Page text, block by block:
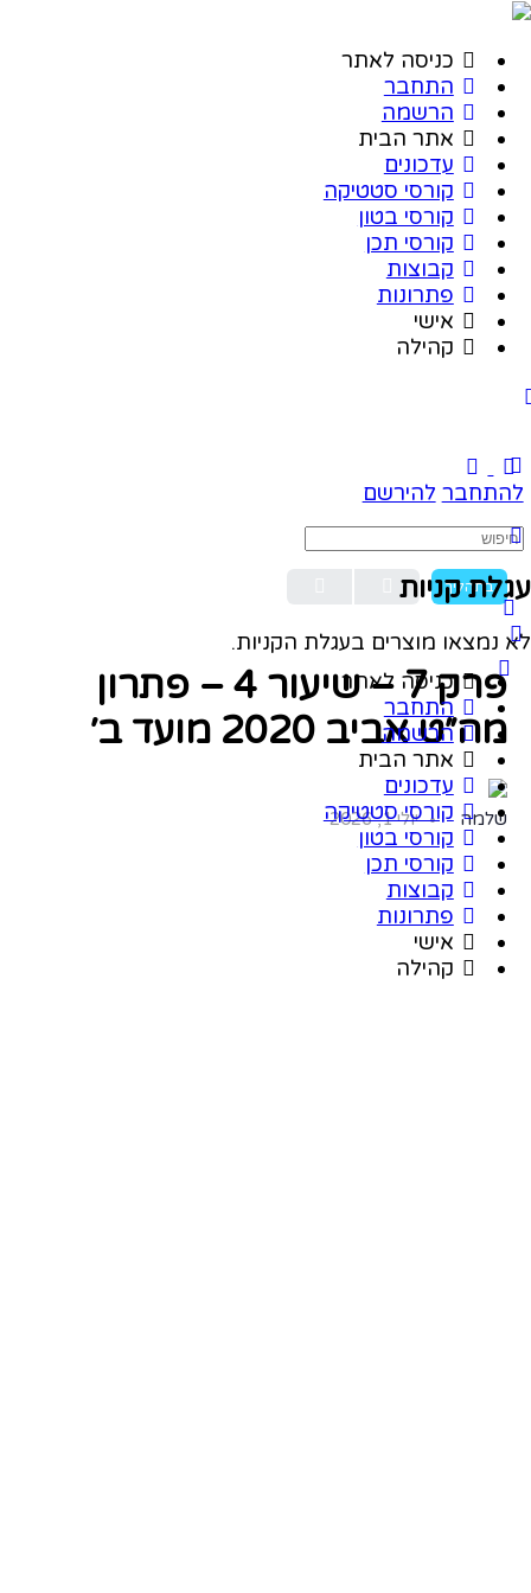
כניסה לאתר
התחבר
הרשמה
אתר הבית
עדכונים
קורסי סטטיקה
קורסי בטון
קורסי תכן
קבוצות
פתרונות
אישי
קהילה
להתחבר להירשם
עגלת קניות
לא נמצאו מוצרים בעגלת הקניות.
כניסה לאתר
התחבר
הרשמה
אתר הבית
עדכונים
קורסי סטטיקה
קורסי בטון
קורסי תכן
קבוצות
פתרונות
אישי
קהילה
שיעור 1
בתהליך
פרק 7 – שיעור 4 – פתרון
מה״ט אביב 2020 מועד ב׳
שלמה יולי 1, 2026